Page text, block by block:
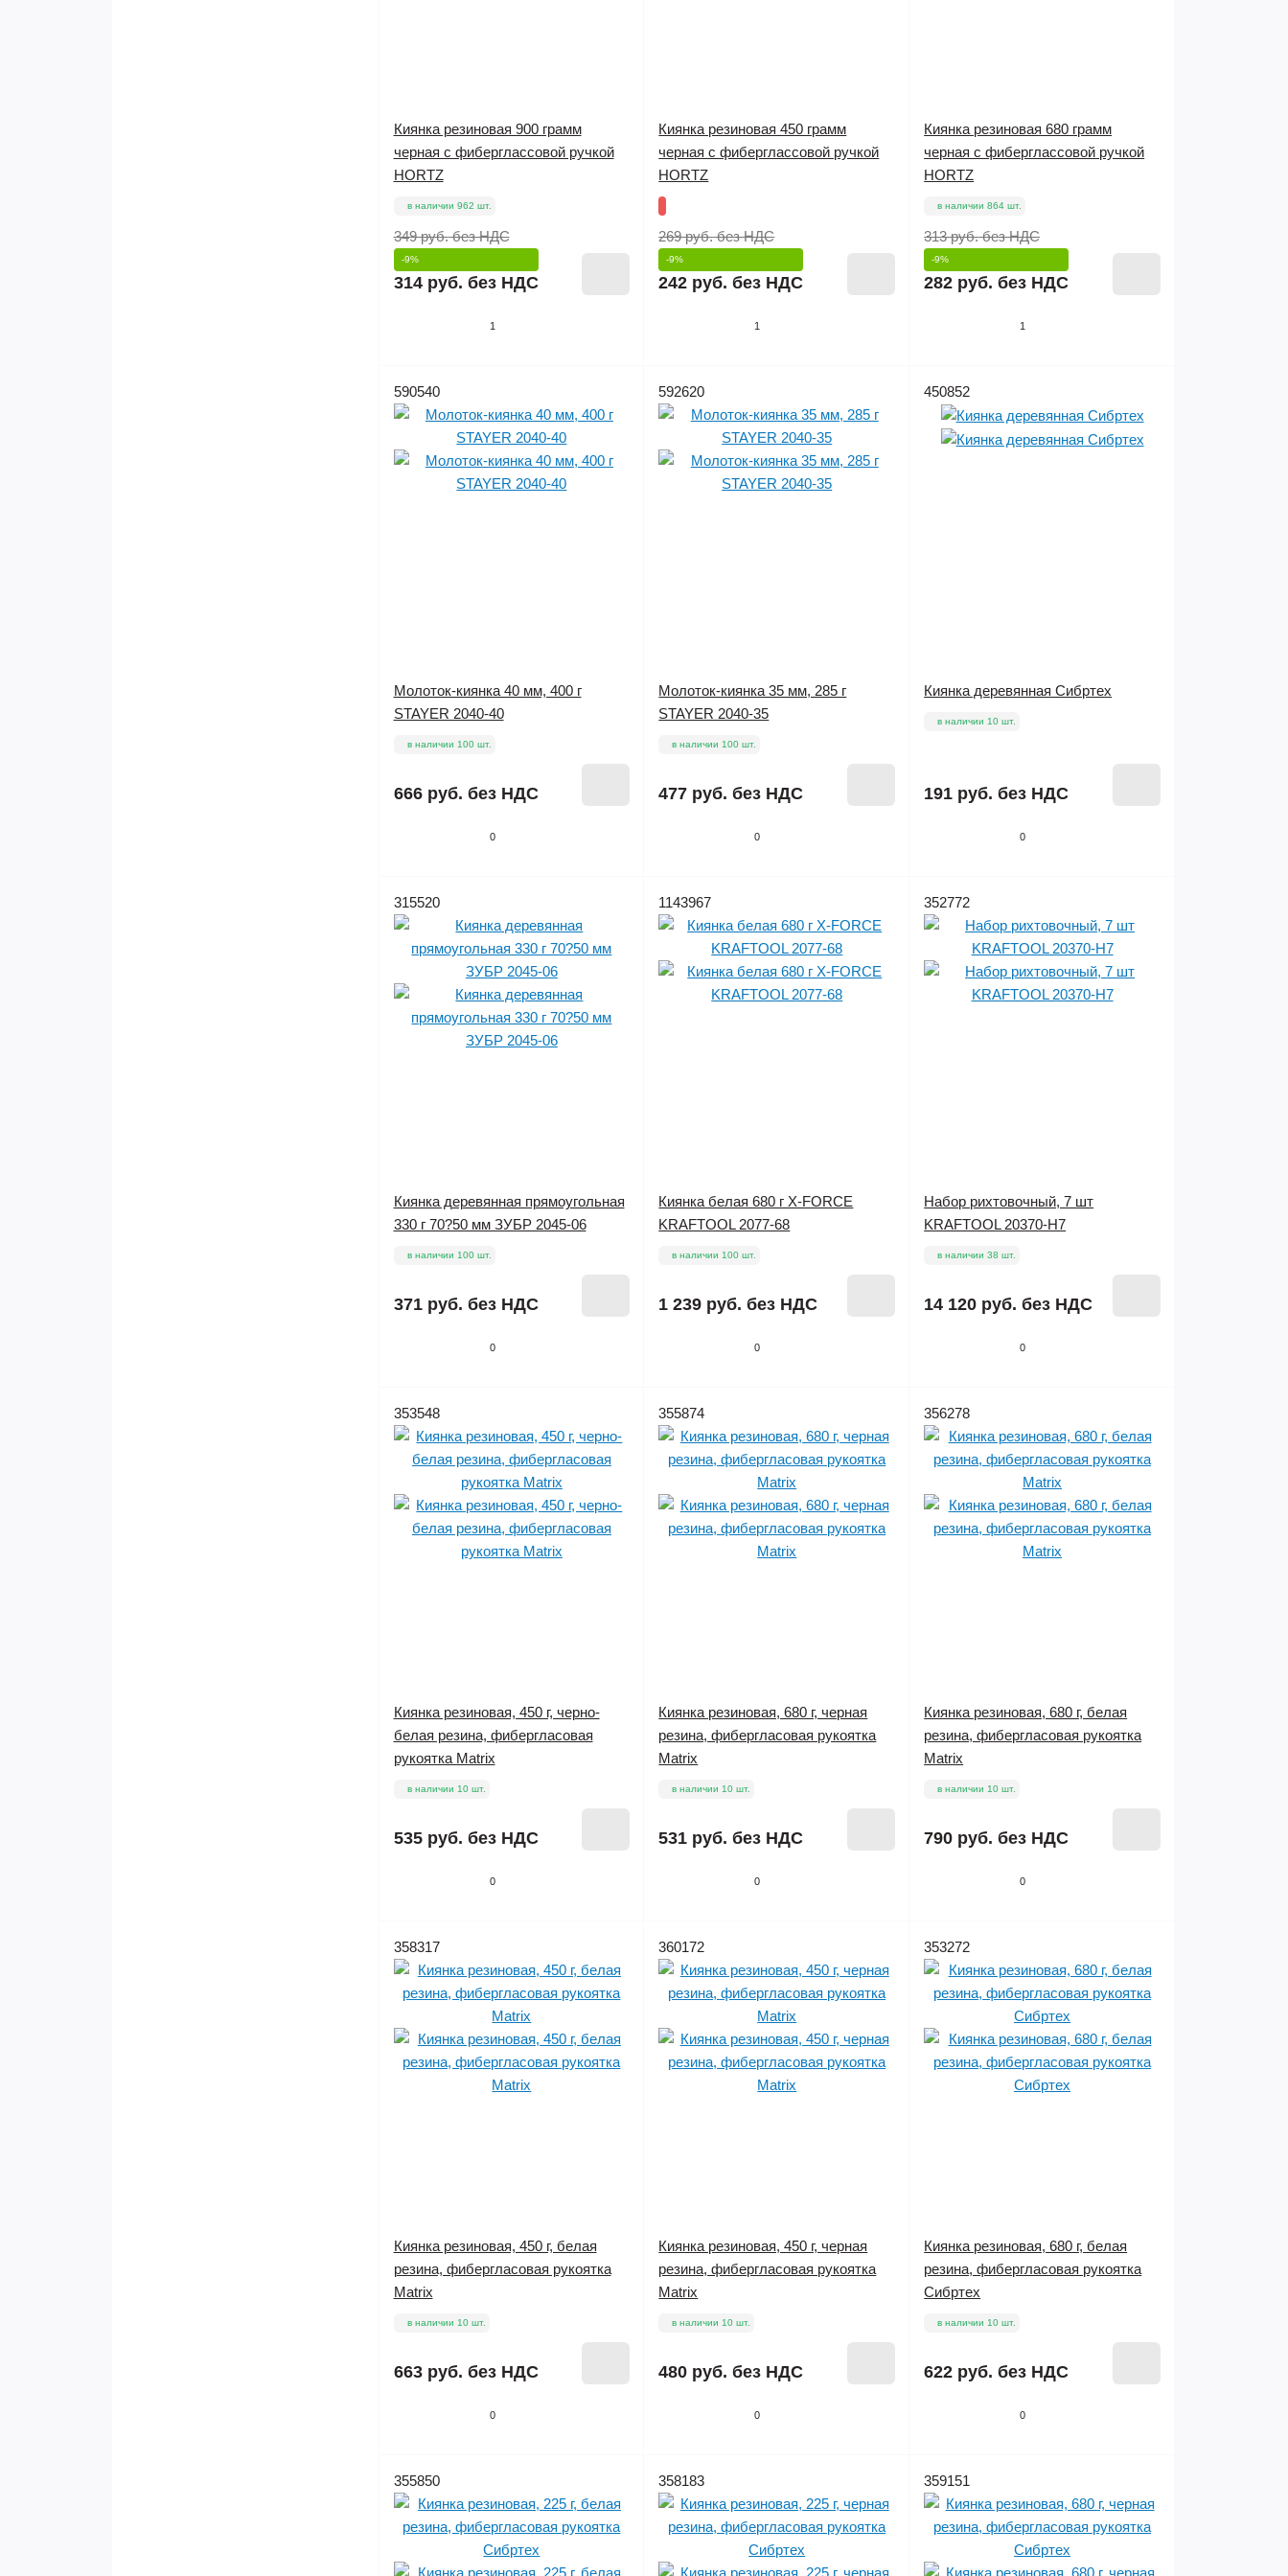
1
Киянка резиновая 900 грамм
черная с фиберглассовой ручкой
HORTZ
в наличии 962 шт.
349 руб.без НДС
-9%
314 руб. без НДС
1
Киянка резиновая 450 грамм
черная с фиберглассовой ручкой
HORTZ
269 руб.без НДС
-9%
242 руб. без НДС
1
Киянка резиновая 680 грамм
черная с фиберглассовой ручкой
HORTZ
в наличии 864 шт.
313 руб.без НДС
-9%
282 руб. без НДС
590540
0
Молоток-киянка 40 мм, 400 г
STAYER 2040-40
в наличии 100 шт.
666 руб. без НДС
592620
0
Молоток-киянка 35 мм, 285 г
STAYER 2040-35
в наличии 100 шт.
477 руб. без НДС
450852
0
Киянка деревянная Сибртех
в наличии 10 шт.
191 руб. без НДС
315520
0
Киянка деревянная прямоугольная
330 г 70?50 мм ЗУБР 2045-06
в наличии 100 шт.
371 руб. без НДС
1143967
0
Киянка белая 680 г X-FORCE
KRAFTOOL 2077-68
в наличии 100 шт.
1 239 руб. без НДС
352772
0
Набор рихтовочный, 7 шт
KRAFTOOL 20370-H7
в наличии 38 шт.
14 120 руб. без НДС
353548
0
Киянка резиновая, 450 г, черно-
белая резина, фибергласовая
рукоятка Matrix
в наличии 10 шт.
535 руб. без НДС
355874
0
Киянка резиновая, 680 г, черная
резина, фибергласовая рукоятка
Matrix
в наличии 10 шт.
531 руб. без НДС
356278
0
Киянка резиновая, 680 г, белая
резина, фибергласовая рукоятка
Matrix
в наличии 10 шт.
790 руб. без НДС
358317
0
Киянка резиновая, 450 г, белая
резина, фибергласовая рукоятка
Matrix
в наличии 10 шт.
663 руб. без НДС
360172
0
Киянка резиновая, 450 г, черная
резина, фибергласовая рукоятка
Matrix
в наличии 10 шт.
480 руб. без НДС
353272
0
Киянка резиновая, 680 г, белая
резина, фибергласовая рукоятка
Сибртех
в наличии 10 шт.
622 руб. без НДС
355850 358183 359151